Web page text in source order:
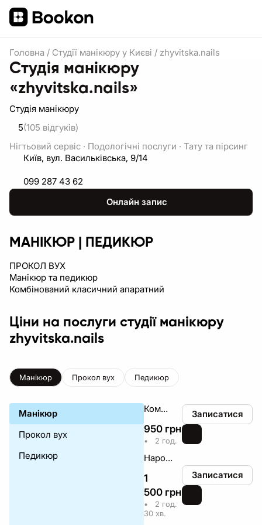
Головна / Студії манікюру у Києві / zhyvitska.nails
Студія манікюру
«zhyvitska.nails»
Студія манікюру
5(105 відгуків)
Нігтьовий сервіс · Подологічні послуги · Тату та пірсинг
Київ, вул. Васильківська, 9/14
099 287 43 62
Онлайн запис
МАНІКЮР | ПЕДИКЮР
ПРОКОЛ ВУХ
Манікюр та педикюр
Комбінований класичний апаратний
Ціни на послуги студії манікюру
zhyvitska.nails
Манікюр Прокол вух Педикюр
Манікюр
Прокол вух
Педикюр
Комплекс манікюру з покриттям
950 грн₴
• 2 год.
Записатися
Нарощування нігтів
1
500 грн₴
•
2 год.
30 хв.
Записатися